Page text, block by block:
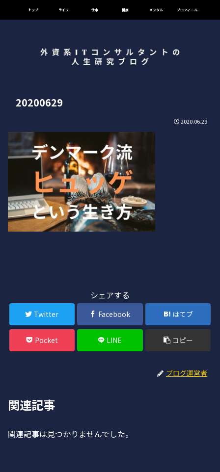
トップ ライフ 仕事 健康 メンタル プロフィール
20200629
2020.06.29
シェアする
Twitter Facebook はてブ
Pocket LINE コピー
ブログ運営者
関連記事
関連記事は見つかりませんでした。